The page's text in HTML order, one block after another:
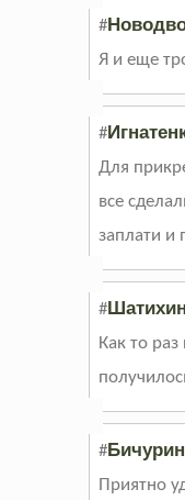
#
Я и еще
#
Для
все
заплати и
#
Как то
#
Приятно